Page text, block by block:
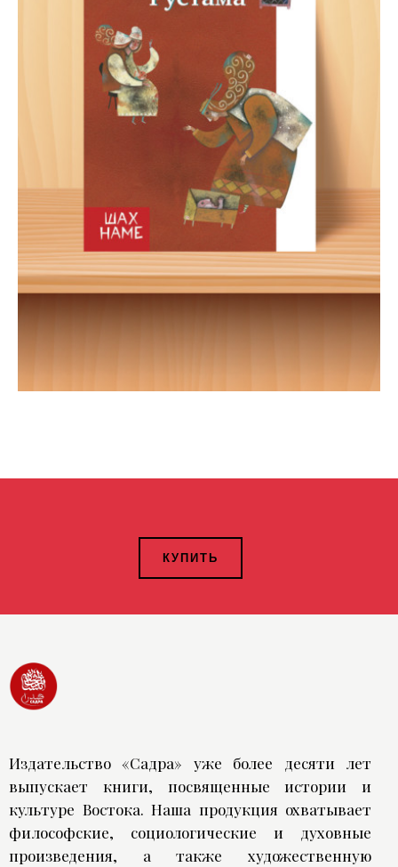
КУПИТЬ
Издательство «Садра» уже более десяти лет
выпускает книги, посвященные истории и
культуре Востока. Наша продукция охватывает
философские, социологические и духовные
произведения, а также художественную